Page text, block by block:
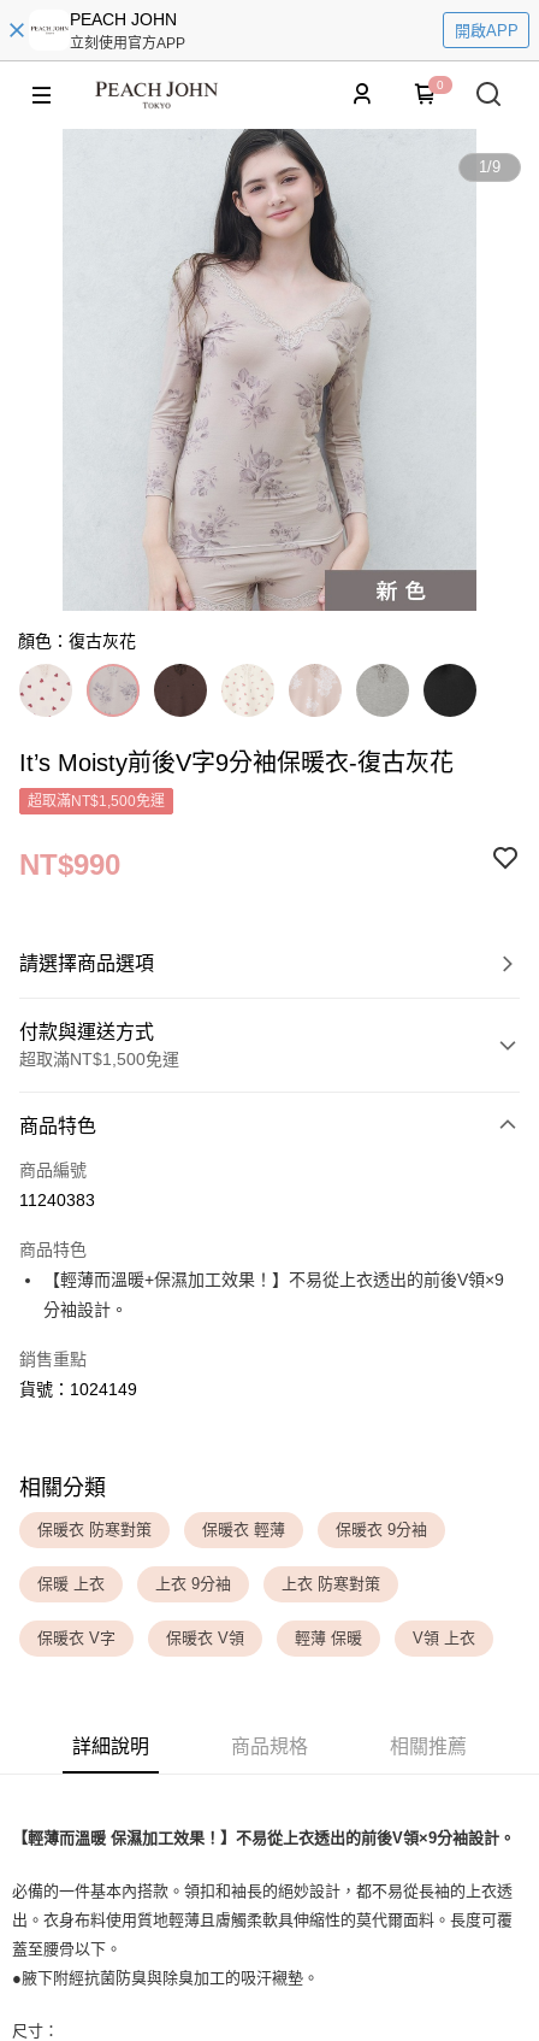
PEACH JOHN
立刻使用官方APP
開啟APP
0
1/9
顏色：復古灰花
It’s Moisty前後V字9分袖保暖衣-復古灰花
超取滿NT$1,500免運
NT$990
請選擇商品選項
付款與運送方式
超取滿NT$1,500免運
信用卡一次付款
超商取貨付款
Apple Pay
全家取貨付款
每筆NT$80，滿NT$1,500(含以上)免運費
<無合作配送請勿選取>萊爾富取貨付款
<無合作配送請勿選取>付款後萊爾富取貨
每筆NT$9,999
付款後7-11取貨
黑貓宅配
離島宅配
每筆NT$200，滿NT$1,500(含以上)免運費
商品特色
商品編號
11240383
商品特色
【輕薄而溫暖+保濕加工效果！】不易從上衣透出的前後V領×9
分袖設計。
銷售重點
貨號：1024149
相關分類
保暖衣 防寒對策 保暖衣 輕薄 保暖衣 9分袖
保暖 上衣 上衣 9分袖 上衣 防寒對策
保暖衣 V字 保暖衣 V領 輕薄 保暖 V領 上衣
詳細說明 商品規格 相關推薦
【輕薄而溫暖 保濕加工效果！】不易從上衣透出的前後V領×9分袖設計。
必備的一件基本內搭款。領扣和袖長的絕妙設計，都不易從長袖的上衣透
出。衣身布料使用質地輕薄且膚觸柔軟具伸縮性的莫代爾面料。長度可覆
蓋至腰骨以下。
●腋下附經抗菌防臭與除臭加工的吸汗襯墊。
尺寸：